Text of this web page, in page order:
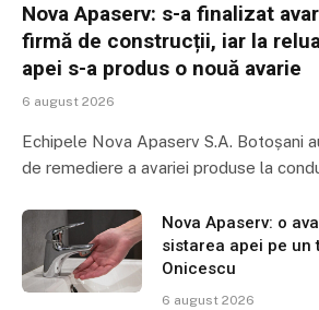
Nova Apaserv: s-a finalizat
firmă de construcții, iar la
apei s-a produs o nouă avarie
6 august 2026
Echipele Nova Apaserv S.A. Botoșani
de remediere a avariei produse la
Nova Apaserv: o
sistarea apei pe un
Onicescu
6 august 2026